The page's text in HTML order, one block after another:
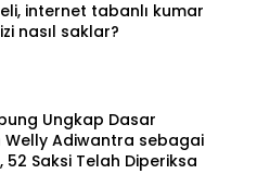
internet tabanlı kumar
nasıl saklar?
Ungkap Dasar
Welly Adiwantra sebagai
52 Saksi Telah Diperiksa